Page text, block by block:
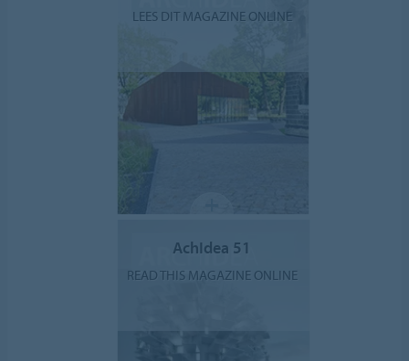
LEES DIT MAGAZINE ONLINE
AchIdea 51
READ THIS MAGAZINE ONLINE